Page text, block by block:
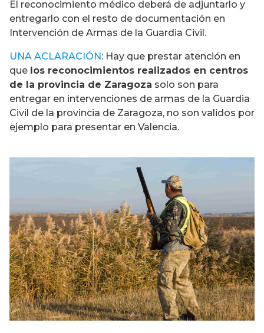
El reconocimiento médico deberá de adjuntarlo y
entregarlo con el resto de documentación en
Intervención de Armas de la Guardia Civil.
UNA ACLARACIÓN: Hay que prestar atención en
que los reconocimientos realizados en centros
de la provincia de Zaragoza solo son para
entregar en intervenciones de armas de la Guardia
Civil de la provincia de Zaragoza, no son validos por
ejemplo para presentar en Valencia.